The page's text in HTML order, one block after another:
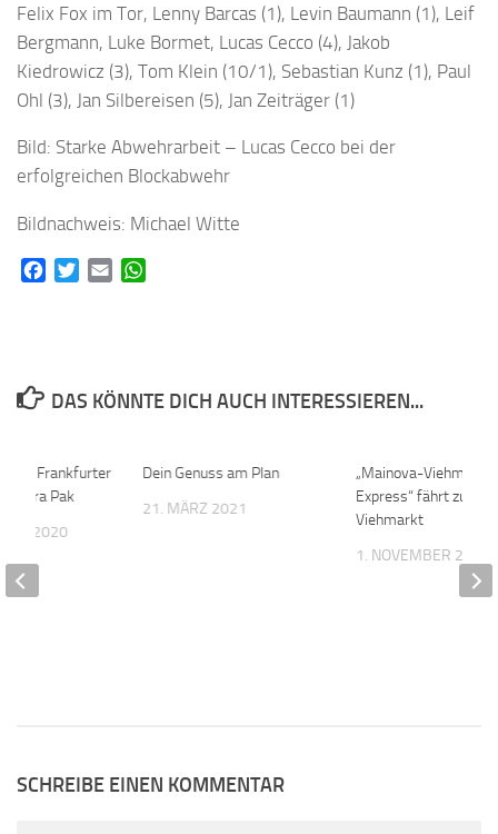
Felix Fox im Tor, Lenny Barcas (1), Levin Baumann (1), Leif
Bergmann, Luke Bormet, Lucas Cecco (4), Jakob
Kiedrowicz (3), Tom Klein (10/1), Sebastian Kunz (1), Paul
Ohl (3), Jan Silbereisen (5), Jan Zeiträger (1)
Bild: Starke Abwehrarbeit – Lucas Cecco bei der
erfolgreichen Blockabwehr
Bildnachweis: Michael Witte
FacebookTwitterEmail
DAS KÖNNTE DICH AUCH INTERESSIEREN...
Dein Genuss am Plan
21. MÄRZ 2021
„Mainova-Viehmarkt-
Express“ fährt zum
Viehmarkt
1. NOVEMBER 2022
der Frankfurter
Tetra Pak
2020
SCHREIBE EINEN KOMMENTAR